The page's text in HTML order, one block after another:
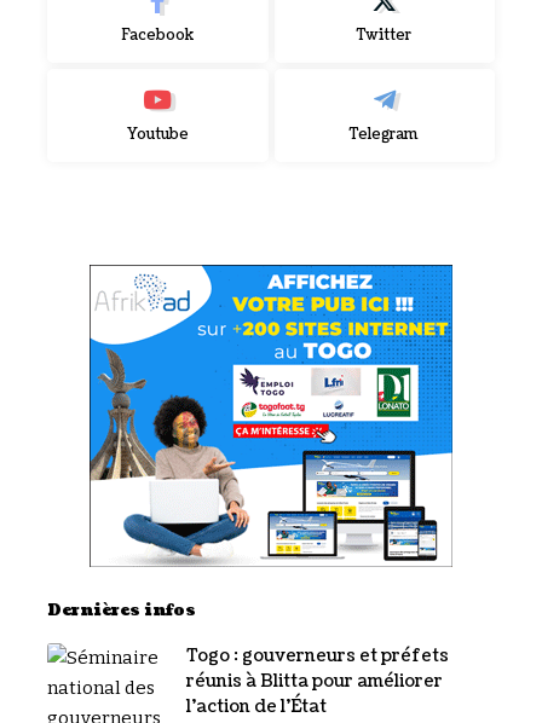
Facebook Twitter
Youtube Telegram
Dernières infos
Togo : gouverneurs et préfets
réunis à Blitta pour améliorer
l’action de l’État